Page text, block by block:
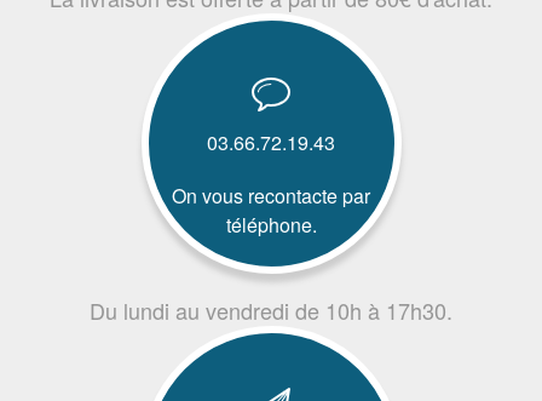
03.66.72.19.43
On vous recontacte par
téléphone.
Du lundi au vendredi de 10h à 17h30.